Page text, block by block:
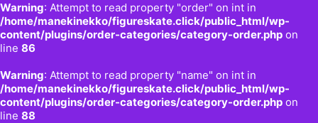
Warning: Attempt to read property "order" on int in
/home/manekinekko/figureskate.click/public_html/wp-
content/plugins/order-categories/category-order.php on
line 86
Warning: Attempt to read property "name" on int in
/home/manekinekko/figureskate.click/public_html/wp-
content/plugins/order-categories/category-order.php on
line 88